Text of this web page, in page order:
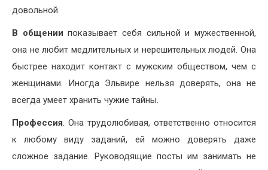
довольной.
В общении показывает себя сильной и мужественной,
она не любит медлительных и нерешительных людей. Она
быстрее находит контакт с мужским обществом, чем с
женщинами. Иногда Эльвире нельзя доверять, она не
всегда умеет хранить чужие тайны.
Профессия. Она трудолюбивая, ответственно относится
к любому виду заданий, ей можно доверять даже
сложное задание. Руководящие посты им занимать не